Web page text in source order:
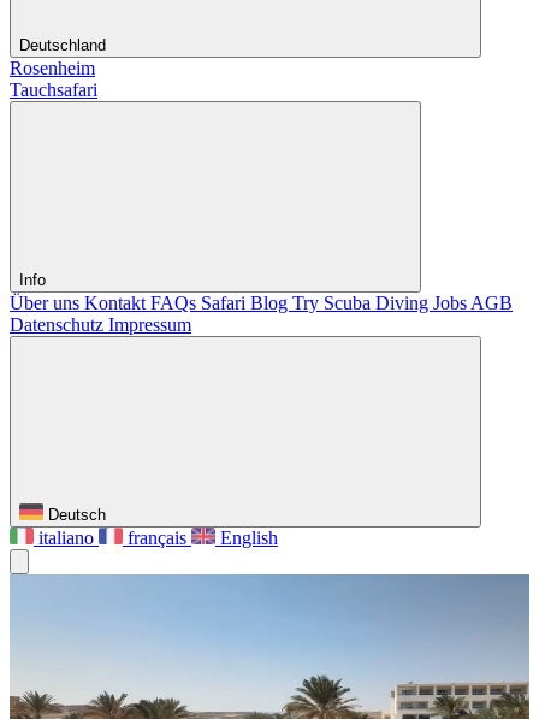
Deutschland
Rosenheim
Tauchsafari
Info
Über uns Kontakt FAQs Safari Blog Try Scuba Diving Jobs AGB
Datenschutz Impressum
Deutsch
italiano français English